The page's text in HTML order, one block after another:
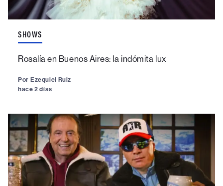
SHOWS
Rosalía en Buenos Aires: la indómita lux
Por Ezequiel Ruiz
hace 2 días